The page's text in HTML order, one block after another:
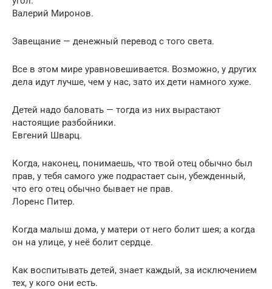
Валерий Миронов.
Завещание — денежный перевод с того света.
Все в этом мире уравновешивается. Возможно, у других
дела идут лучше, чем у нас, зато их дети намного хуже.
Детей надо баловать — тогда из них вырастают
настоящие разбойники.
Евгений Шварц.
Когда, наконец, понимаешь, что твой отец обычно был
прав, у тебя самого уже подрастает сын, убежденный,
что его отец обычно бывает не прав.
Лоренс Питер.
Когда малыш дома, у матери от него болит шея; а когда
он на улице, у неё болит сердце.
Как воспитывать детей, знает каждый, за исключением
тех, у кого они есть.